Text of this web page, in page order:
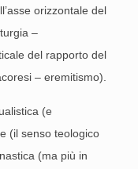
orizzontale del
–
del rapporto del
– eremitismo).
(e
(il senso teologico
(ma più in